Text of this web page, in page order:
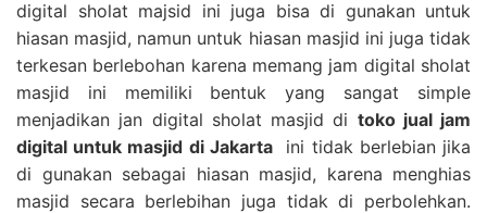
digital sholat majsid ini juga bisa di gunakan untuk
hiasan masjid, namun untuk hiasan masjid ini juga tidak
terkesan berlebohan karena memang jam digital sholat
masjid ini memiliki bentuk yang sangat simple
menjadikan jan digital sholat masjid di toko jual jam
digital untuk masjid di Jakartaini tidak berlebian jika
di gunakan sebagai hiasan masjid, karena menghias
masjid secara berlebihan juga tidak di perbolehkan.